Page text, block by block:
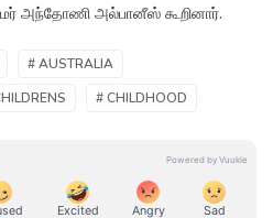
அந்தோணி அல்பானீஸ் கூறினார்.
# AUSTRALIA
# CHILDHOOD